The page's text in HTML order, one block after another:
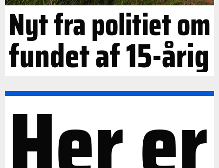
Nyt fra politiet om
fundet af 15-årig